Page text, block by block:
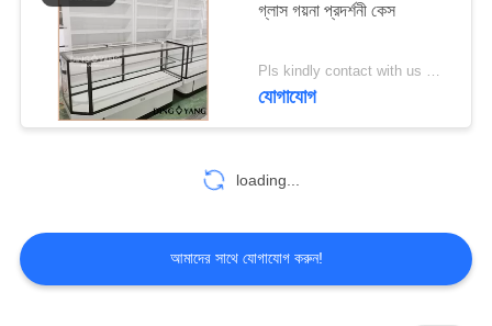
গ্লাস গয়না প্রদর্শনী কেস
Pls kindly contact with us MOQ:1 দোকান বা 5 সেট / জুয়েলারী শোকেস ডিসপ্লে
যোগাযোগ
loading...
আমাদের সাথে যোগাযোগ করুন!